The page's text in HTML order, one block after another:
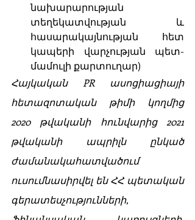
նախարարության
տեղեկատվության և
հասարակայնության հետ
կապերի վարչության պետ-
մամուլի քարտուղար)
Հայկական PR ասոցիացիայի
հետազոտական թիմի կողմից
2020 թվականի հունվարից 2021
թվականի ապրիլն ընկած
ժամանակահատվածում
ուսումնասիրվել են ՀՀ պետական
գերատեսչությունների,